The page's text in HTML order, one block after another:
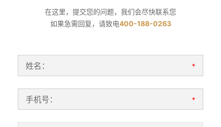
在这里，提交您的问题，我们会尽快联系您
如果急需回复，请致电400-188-0263
姓名： *
手机号： *